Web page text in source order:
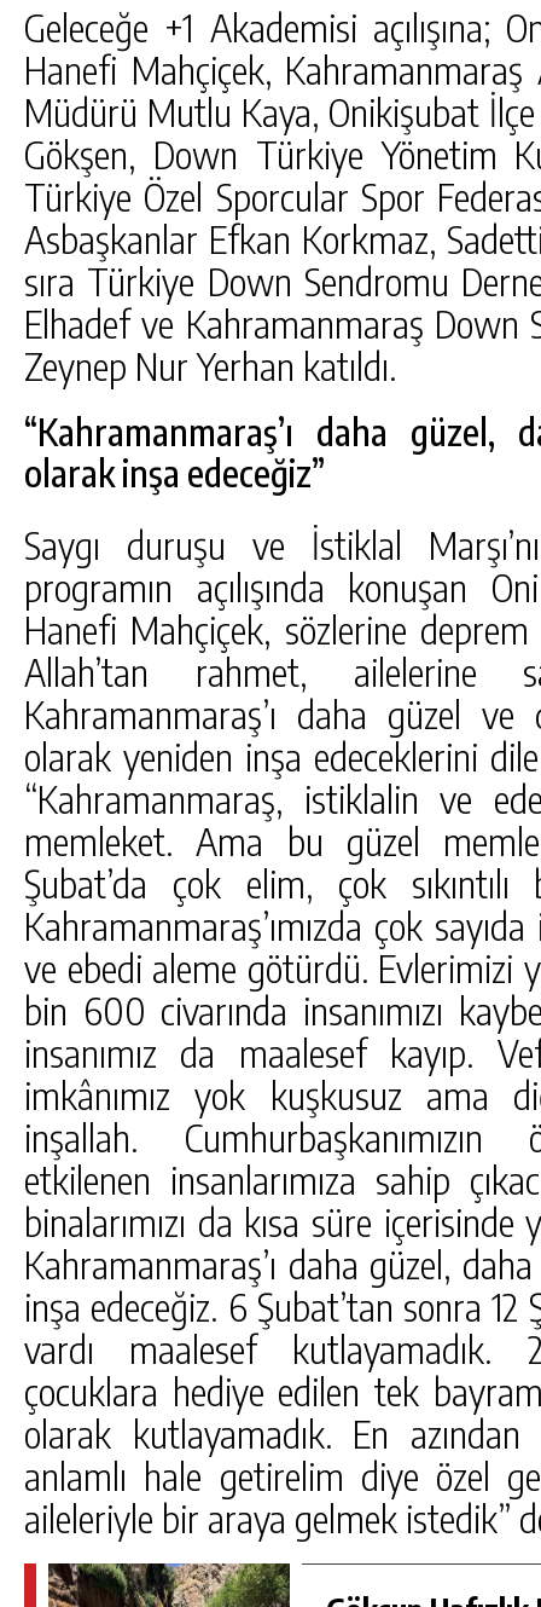
Geleceğe +1 Akademisi açılışına;
Hanefi Mahçiçek,
Müdürü Mutlu Kaya, Onikişubat
Gökşen, Down Türkiye Yönetim
Türkiye Özel Sporcular Spor
Asbaşkanlar Efkan Korkmaz,
sıra Türkiye Down Sendromu
Elhadef ve Kahramanmaraş Down
Zeynep Nur Yerhan katıldı.
“Kahramanmaraş’ı daha
olarak inşa edeceğiz”
Saygı duruşu ve İstiklal
programın açılışında konuşan
Hanefi Mahçiçek, sözlerine
Allah’tan rahmet, ailelerine
Kahramanmaraş’ı daha güzel
olarak yeniden inşa edeceklerini
“Kahramanmaraş, istiklalin ve
memleket. Ama bu güzel
Şubat’da çok elim, çok
Kahramanmaraş’ımızda çok
ve ebedi aleme götürdü. Evlerimizi
bin 600 civarında insanımızı
insanımız da maalesef kayıp.
imkânımız yok kuşkusuz ama
inşallah.
etkilenen insanlarımıza sahip
binalarımızı da kısa süre
Kahramanmaraş’ı daha güzel,
inşa edeceğiz. 6 Şubat’tan sonra
vardı maalesef kutlayamadık.
çocuklara hediye edilen tek
olarak kutlayamadık. En
anlamlı hale getirelim diye özel
aileleriyle bir araya gelmek istedik”